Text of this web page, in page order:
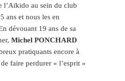
l’Aïkido au sein du club
ans et nous les en
dévouant 19 ans de sa
Michel PONCHARD
pratiquants encore à
faire perdurer « l’esprit »